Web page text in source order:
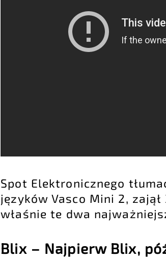
Spot Elektronicznego
języków Vasco Mini 2,
właśnie te dwa
Blix – Najpierw Blix,